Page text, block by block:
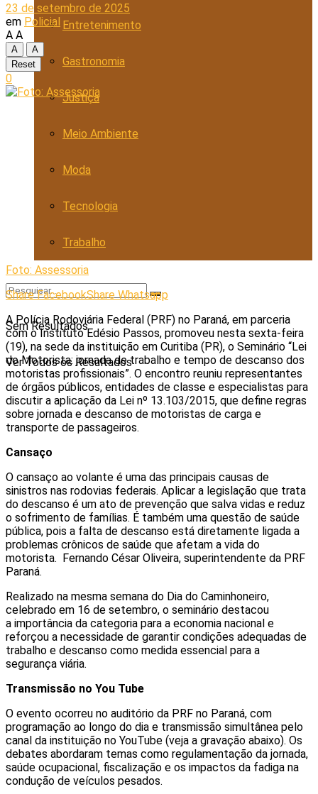
Entretenimento
Gastronomia
Justiça
Meio Ambiente
Moda
Tecnologia
Trabalho
Sem Resultados
Ver Todos os Resultados
23 de setembro de 2025
em Policial
A A
A
A
Reset
0
Foto: Assessoria
Share FacebookShare Whatsapp
A Polícia Rodoviária Federal (PRF) no Paraná, em parceria
com o Instituto Edésio Passos, promoveu nesta sexta-feira
(19), na sede da instituição em Curitiba (PR), o Seminário “Lei
do Motorista: jornada de trabalho e tempo de descanso dos
motoristas profissionais”. O encontro reuniu representantes
de órgãos públicos, entidades de classe e especialistas para
discutir a aplicação da Lei nº 13.103/2015, que define regras
sobre jornada e descanso de motoristas de carga e
transporte de passageiros.
Cansaço
O cansaço ao volante é uma das principais causas de
sinistros nas rodovias federais. Aplicar a legislação que trata
do descanso é um ato de prevenção que salva vidas e reduz
o sofrimento de famílias. É também uma questão de saúde
pública, pois a falta de descanso está diretamente ligada a
problemas crônicos de saúde que afetam a vida do
motorista. Fernando César Oliveira, superintendente da PRF
Paraná.
Realizado na mesma semana do Dia do Caminhoneiro,
celebrado em 16 de setembro, o seminário destacou
a importância da categoria para a economia nacional e
reforçou a necessidade de garantir condições adequadas de
trabalho e descanso como medida essencial para a
segurança viária.
Transmissão no You Tube
O evento ocorreu no auditório da PRF no Paraná, com
programação ao longo do dia e transmissão simultânea pelo
canal da instituição no YouTube (veja a gravação abaixo). Os
debates abordaram temas como regulamentação da jornada,
saúde ocupacional, fiscalização e os impactos da fadiga na
condução de veículos pesados.